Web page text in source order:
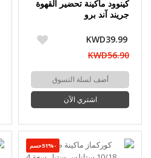
كينوود ماكينة تحضير القهوة
جريند آند برو
KWD39.99
KWD56.90
أضف لسلة التسوق
اشتري الآن
-51%حسم